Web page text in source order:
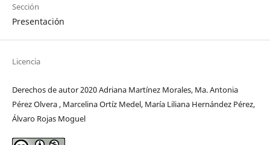
Sección
Presentación
Licencia
Derechos de autor 2020 Adriana Martínez Morales, Ma. Antonia
Pérez Olvera , Marcelina Ortíz Medel, María Liliana Hernández Pérez,
Álvaro Rojas Moguel